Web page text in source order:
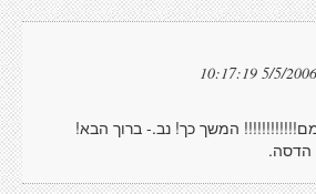
5/5/2006 10:17:19
המשך כך! נב.- ברוך הבא!
הדסה.